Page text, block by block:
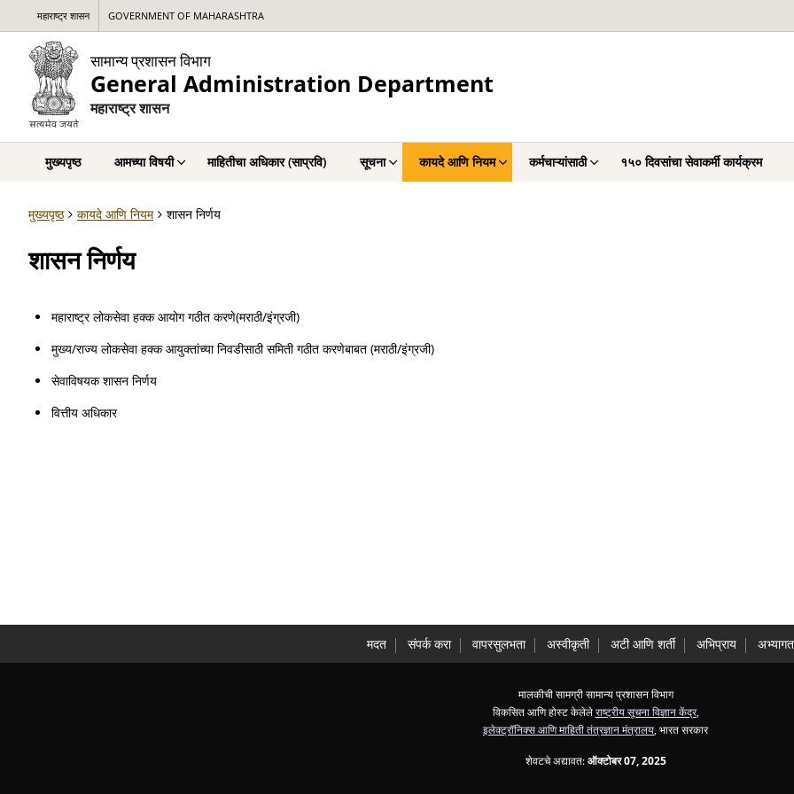
महाराष्ट्र शासन GOVERNMENT OF MAHARASHTRA
सामान्य प्रशासन विभाग
General Administration Department
महाराष्ट्र शासन
मुख्यपृष्ठ आमच्या विषयी माहितीचा अधिकार (साप्रवि) सूचना कायदे आणि नियम कर्मचाऱ्यांसाठी १५० दिवसांचा सेवाकर्मी कार्यक्रम
मुख्यपृष्ठ कायदे आणि नियम शासन निर्णय
शासन निर्णय
महाराष्ट्र लोकसेवा हक्क आयोग गठीत करणे(मराठी/इंग्रजी)
मुख्य/राज्य लोकसेवा हक्क आयुक्तांच्या निवडीसाठी समिती गठीत करणेबाबत (मराठी/इंग्रजी)
सेवाविषयक शासन निर्णय
वित्तीय अधिकार
मदत संपर्क करा वापरसुलभता अस्वीकृती अटी आणि शर्ती अभिप्राय
मालकीची सामग्री सामान्य प्रशासन विभाग
विकसित आणि होस्ट केलेलेराष्ट्रीय सूचना विज्ञान केंद्र,
इलेक्ट्रॉनिक्स आणि माहिती तंत्रज्ञान मंत्रालय , भारत सरकार
शेवटचे अद्यावत:ऑक्टोबर 07, 2025